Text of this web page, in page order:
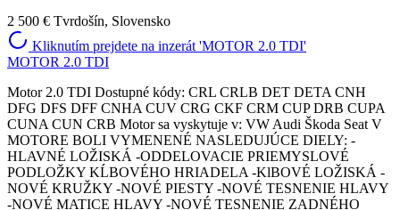
2 500 € Tvrdošín, Slovensko
Kliknutím prejdete na inzerát 'MOTOR 2.0 TDI'
MOTOR 2.0 TDI
Motor 2.0 TDI Dostupné kódy: CRL CRLB DET DETA CNH
DFG DFS DFF CNHA CUV CRG CKF CRM CUP DRB CUPA
CUNA CUN CRB Motor sa vyskytuje v: VW Audi Škoda Seat V
MOTORE BOLI VYMENENÉ NASLEDUJÚCE DIELY: -
HLAVNÉ LOŽISKÁ -ODDELOVACIE PRIEMYSLOVÉ
PODLOŽKY KĹBOVÉHO HRIADELA -KlBOVÉ LOŽISKÁ -
NOVÉ KRUŽKY -NOVÉ PIESTY -NOVÉ TESNENIE HLAVY
-NOVÉ MATICE HLAVY -NOVÉ TESNENIE ZADNÉHO